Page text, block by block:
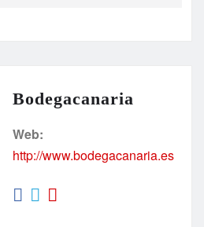
Bodegacanaria
Web:
http://www.bodegacanaria.es